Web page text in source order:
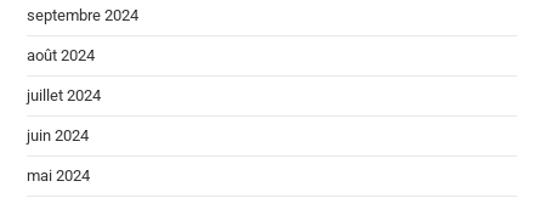
septembre 2024
août 2024
juillet 2024
juin 2024
mai 2024